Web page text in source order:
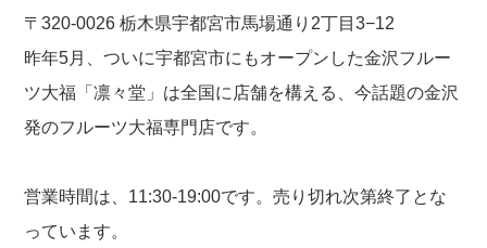
〒320-0026 栃木県宇都宮市馬場通り2丁目3−12
昨年5月、ついに宇都宮市にもオープンした金沢フルー
ツ大福「凛々堂」は全国に店舗を構える、今話題の金沢
発のフルーツ大福専門店です。
営業時間は、11:30-19:00です。売り切れ次第終了とな
っています。